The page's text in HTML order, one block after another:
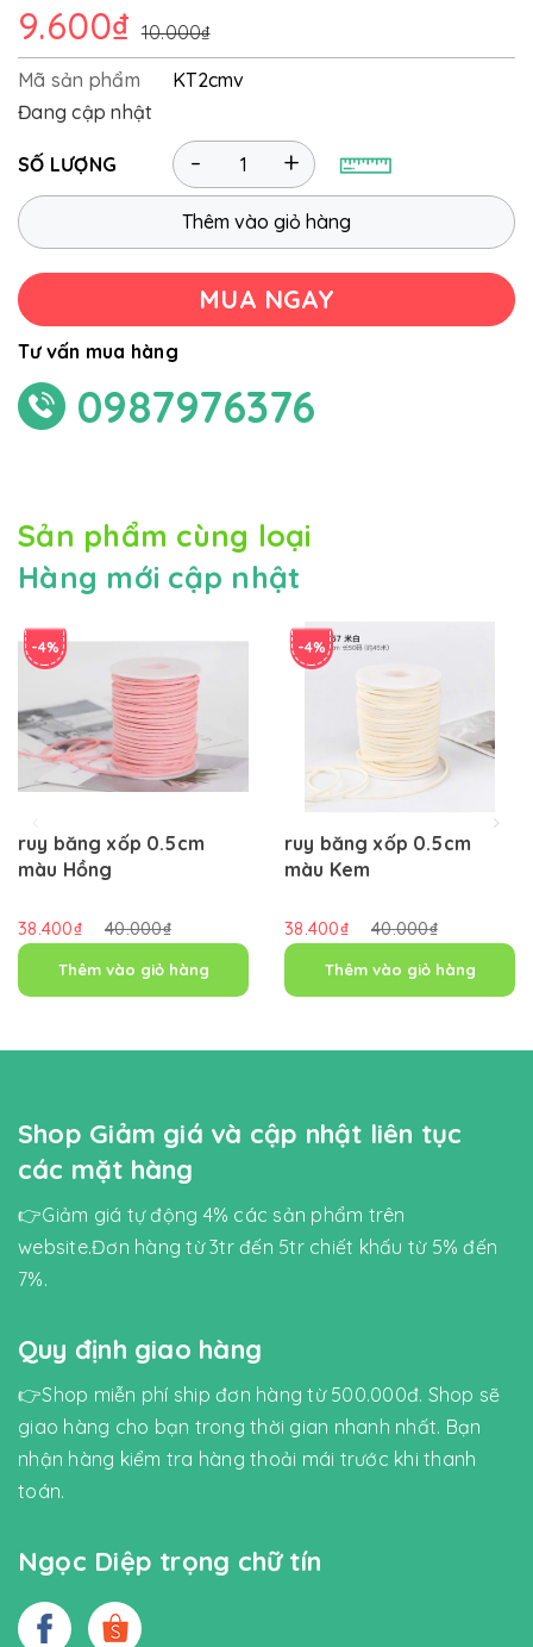
9.600₫ 10.000₫
Mã sản phẩm
KT2cmv
Đang cập nhật
SỐ LƯỢNG +
-
Thêm vào giỏ hàng
MUA NGAY
Tư vấn mua hàng
0987976376
Sản phẩm cùng loại
Hàng mới cập nhật
-4%
ruy băng xốp 0.5cm
màu Hồng
38.400₫ 40.000₫
Thêm vào giỏ hàng
-4%
ruy băng xốp 0.5cm
màu Kem
38.400₫ 40.000₫
Thêm vào giỏ hàng
Shop Giảm giá và cập nhật liên tục
các mặt hàng
👉Giảm giá tự động 4% các sản phẩm trên
website.Đơn hàng từ 3tr đến 5tr chiết khấu từ 5% đến
7%.
Quy định giao hàng
👉Shop miễn phí ship đơn hàng từ 500.000đ. Shop sẽ
giao hàng cho bạn trong thời gian nhanh nhất. Bạn
nhận hàng kiểm tra hàng thoải mái trước khi thanh
toán.
Ngọc Diệp trọng chữ tín